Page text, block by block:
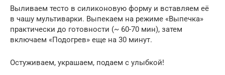
Выливаем тесто в силиконовую форму и вставляем её
в чашу мультиварки. Выпекаем на режиме «Выпечка»
практически до готовности (~ 60-70 мин), затем
включаем «Подогрев» еще на 30 минут.
Остуживаем, украшаем, подаем с улыбкой!